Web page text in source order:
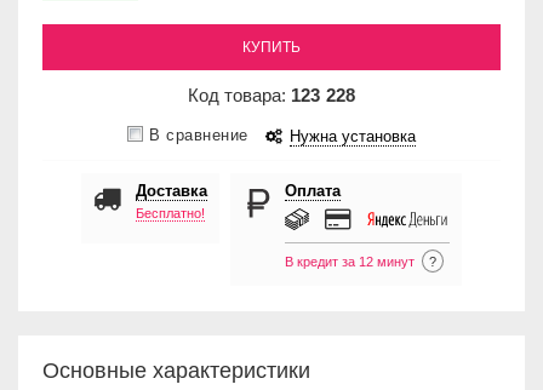
КУПИТЬ
Код товара: 123 228
В сравнение Нужна установка
Доставка
Бесплатно!
Оплата
В кредит за 12 минут ?
Основные характеристики